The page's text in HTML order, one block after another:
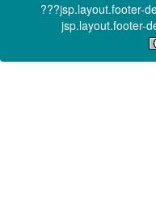
???jsp.layout.footer-
jsp.layout.footer-